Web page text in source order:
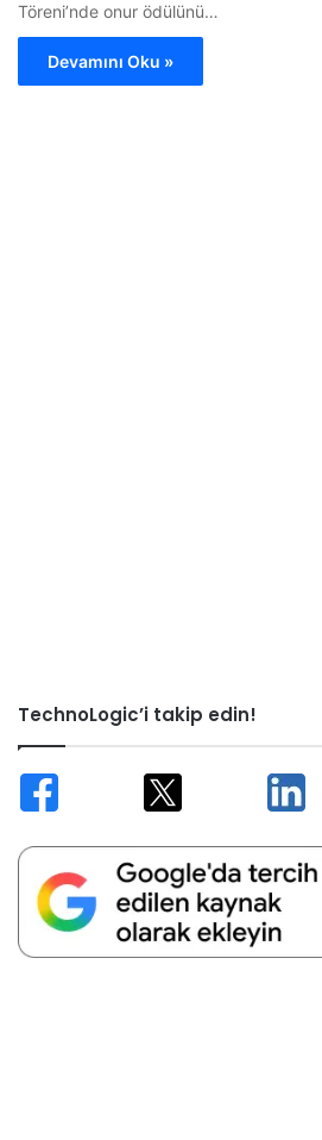
Töreni’nde onur ödülünü…
Devamını Oku »
TechnoLogic’i takip edin!